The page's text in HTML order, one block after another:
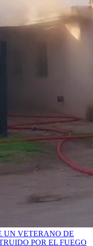
UN VETERANO DE
POR EL FUEGO